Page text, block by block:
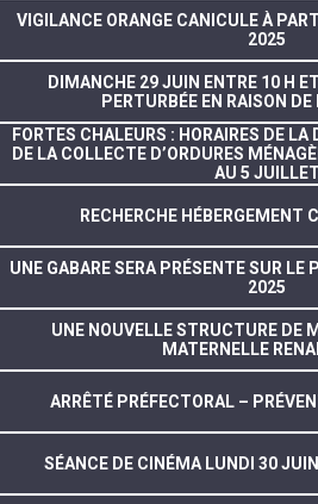
VIGILANCE ORANGE CANICULE À
2025
DIMANCHE 29 JUIN ENTRE 10 H
PERTURBÉE EN RAISON DE
FORTES CHALEURS : HORAIRES DE LA
DE LA COLLECTE D’ORDURES
AU 5 JUILLET
RECHERCHE HÉBERGEMENT
UNE GABARE SERA PRÉSENTE SUR
2025
UNE NOUVELLE STRUCTURE DE
MATERNELLE
ARRÊTÉ PRÉFECTORAL –
SÉANCE DE CINÉMA LUNDI 30